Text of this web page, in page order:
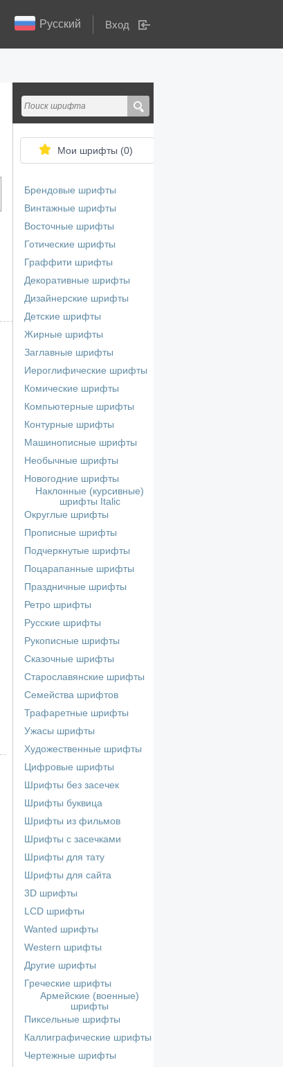
Русский Вход
Мои шрифты (0)
Брендовые шрифты
Винтажные шрифты
Восточные шрифты
Готические шрифты
Граффити шрифты
Декоративные шрифты
Дизайнерские шрифты
Детские шрифты
Жирные шрифты
Заглавные шрифты
Иероглифические шрифты
Комические шрифты
Компьютерные шрифты
Контурные шрифты
Машинописные шрифты
Необычные шрифты
Новогодние шрифты
Наклонные (курсивные)
шрифты Italic
Округлые шрифты
Прописные шрифты
Подчеркнутые шрифты
Поцарапанные шрифты
Праздничные шрифты
Ретро шрифты
Русские шрифты
Рукописные шрифты
Сказочные шрифты
Старославянские шрифты
Семейства шрифтов
Трафаретные шрифты
Ужасы шрифты
Художественные шрифты
Цифровые шрифты
Шрифты без засечек
Шрифты буквица
Шрифты из фильмов
Шрифты с засечками
Шрифты для тату
Шрифты для сайта
3D шрифты
LCD шрифты
Wanted шрифты
Western шрифты
Другие шрифты
Греческие шрифты
Армейские (военные)
шрифты
Пиксельные шрифты
Каллиграфические шрифты
Чертежные шрифты